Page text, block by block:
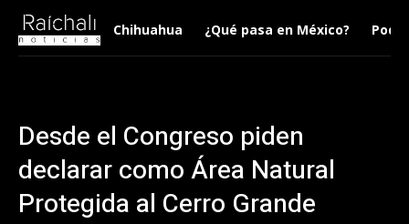
Chihuahua ¿Qué pasa en México?
Desde el Congreso piden
declarar como Área Natural
Protegida al Cerro Grande